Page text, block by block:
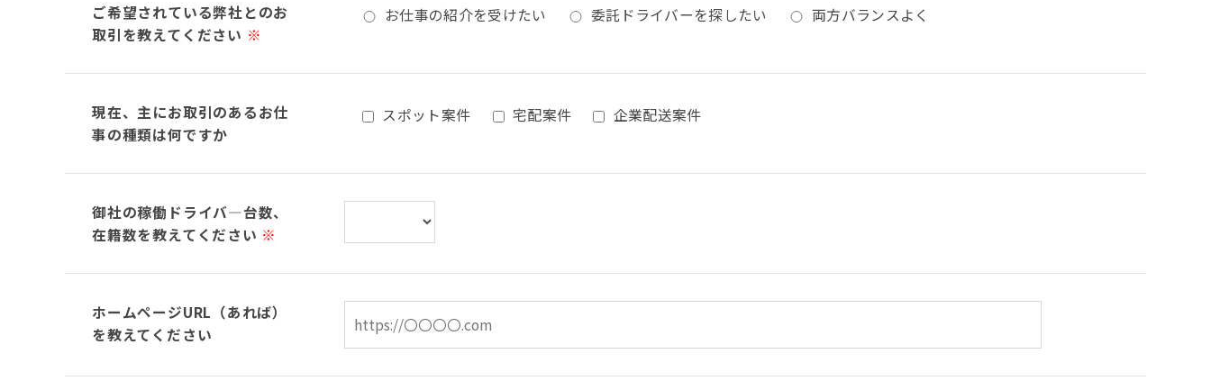
ご希望されている弊社とのお
取引を教えてください ※
お仕事の紹介を受けたい 委託ドライバーを探したい 両方バランスよく
現在、主にお取引のあるお仕
事の種類は何ですか
スポット案件 宅配案件 企業配送案件
御社の稼働ドライバ―台数、
在籍数を教えてください ※
ホームページURL（あれば）
を教えてください